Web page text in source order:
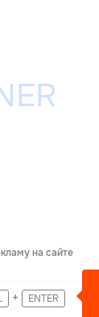
на сайте
+ ENTER